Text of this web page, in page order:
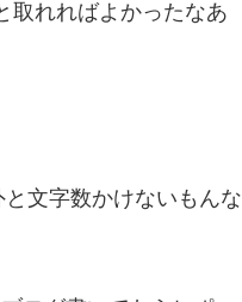
取れればよかったなあ
文字数かけないもんな